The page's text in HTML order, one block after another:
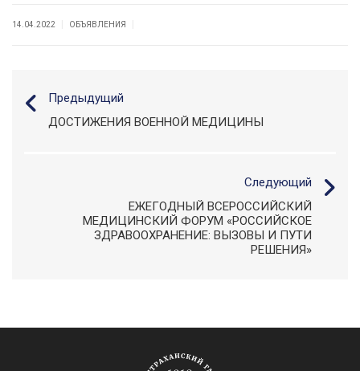
14.04.2022 ОБЪЯВЛЕНИЯ
Предыдущий
ДОСТИЖЕНИЯ ВОЕННОЙ МЕДИЦИНЫ
Следующий
ЕЖЕГОДНЫЙ ВСЕРОССИЙСКИЙ
МЕДИЦИНСКИЙ ФОРУМ «РОССИЙСКОЕ
ЗДРАВООХРАНЕНИЕ: ВЫЗОВЫ И ПУТИ
РЕШЕНИЯ»